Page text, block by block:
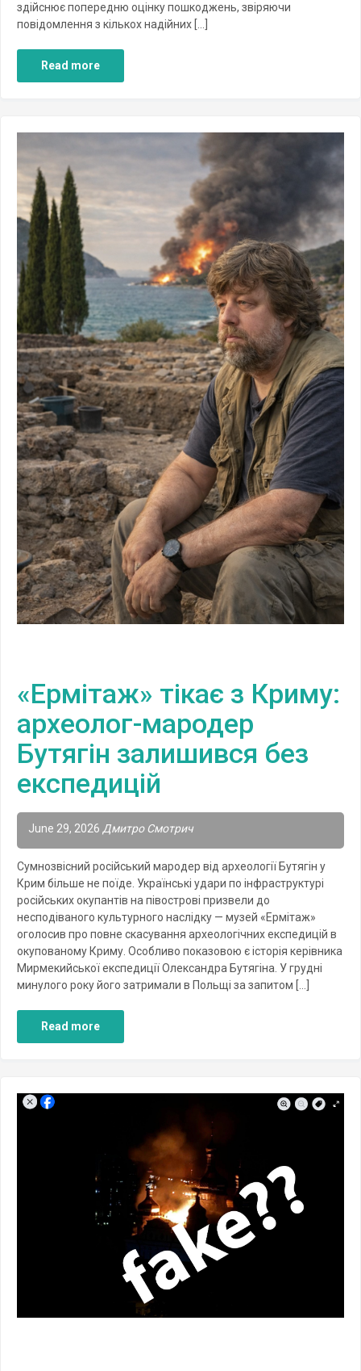
здійснює попередню оцінку пошкоджень, звіряючи
повідомлення з кількох надійних […]
Read more
«Ермітаж» тікає з Криму:
археолог-мародер
Бутягін залишився без
експедицій
June 29, 2026 Дмитро Смотрич
Сумнозвісний російський мародер від археології Бутягін у
Крим більше не поїде. Українські удари по інфраструктурі
російських окупантів на півострові призвели до
несподіваного культурного наслідку — музей «Ермітаж»
оголосив про повне скасування археологічних експедицій в
окупованому Криму. Особливо показовою є історія керівника
Мирмекийської експедиції Олександра Бутягіна. У грудні
минулого року його затримали в Польщі за запитом […]
Read more